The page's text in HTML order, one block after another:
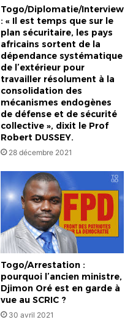
Togo/Diplomatie/Interview
: « Il est temps que sur le
plan sécuritaire, les pays
africains sortent de la
dépendance systématique
de l’extérieur pour
travailler résolument à la
consolidation des
mécanismes endogènes
de défense et de sécurité
collective », dixit le Prof
Robert DUSSEY.
28 décembre 2021
Togo/Arrestation :
pourquoi l’ancien ministre,
Djimon Oré est en garde à
vue au SCRIC ?
30 avril 2021